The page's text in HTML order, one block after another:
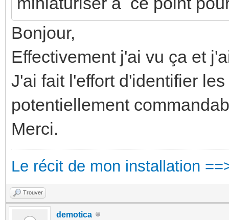
Bonjour,
Effectivement j'ai vu ça et
J'ai fait l'effort d'identifier
potentiellement
Merci.
Le récit de mon installation
Trouver
demotica